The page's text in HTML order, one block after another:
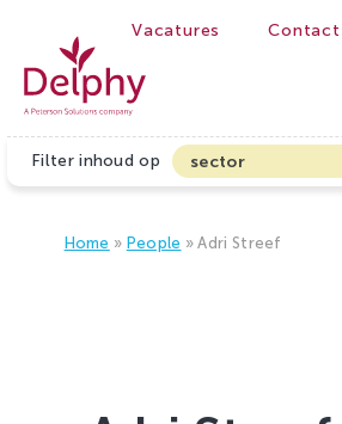
Vacatures Contact
DelphyWE MAKE GROWERS BETTER!
Filter inhoud op
sector
Biologische
Home » People »Adri Streef